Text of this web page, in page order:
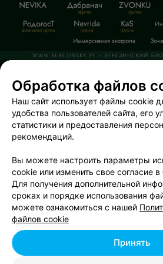
ТАНЦЕВАЛЬНАЯ СТУДИЯ
VIP DАNCE
Витебск, пр-т Фрунзе, 77/2 до 17:00
Добавить
Добавить
Обработка файлов
Наш сайт использует файлы cookie
удобства пользователей сайта, его
статистики и предоставления
рекомендаций.
Вы можете настроить параметры
cookie или изменить свое согласие
Для получения дополнительной
сроках и порядке использования
можете ознакомиться с нашей
файлов cookie
Принять